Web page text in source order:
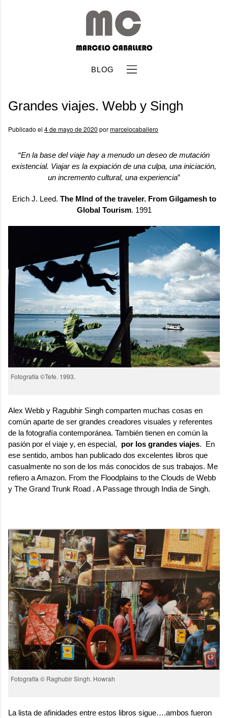
BLOG
Grandes viajes. Webb y Singh
Publicado el 4 de mayo de 2020 pormarcelocaballero
“En la base del viaje hay a menudo un deseo de mutación
existencial. Viajares la expiación de una culpa, una iniciación,
un incremento cultural, una experiencia”
Erich J. Leed. The MInd of the traveler. From Gilgamesh to
Global Tourism. 1991
Fotografía ©Tefe. 1993.
Alex Webb y Ragubhir Singh comparten muchas cosas en
común aparte de ser grandes creadores visuales y referentes
de la fotografía contemporánea. También tienen en común la
pasión por el viaje y, en especial, por los grandes viajes. En
ese sentido, ambos han publicado dos excelentes libros que
casualmente no son de los más conocidos de sus trabajos. Me
refiero aAmazon. From the Floodplains to the Clouds de Webb
y The Grand Trunk Road . A Passage through India de Singh.
Fotografía © Raghubir Singh. Howrah
La lista de afinidades entre estos libros sigue….ambos fueron